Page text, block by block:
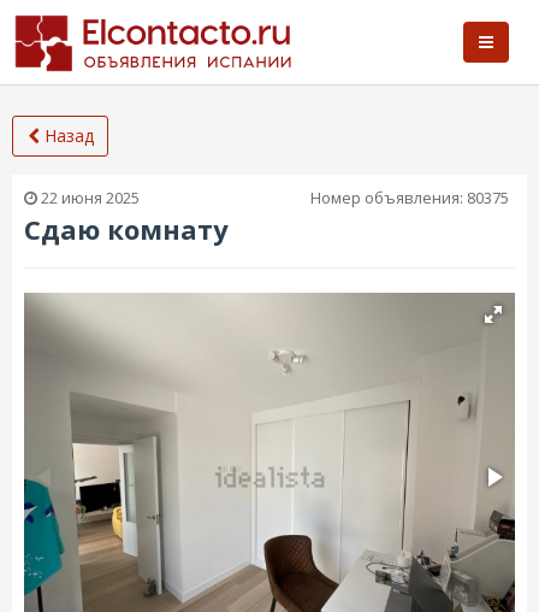
Назад
22 июня 2025 Номер объявления: 80375
Сдаю комнату